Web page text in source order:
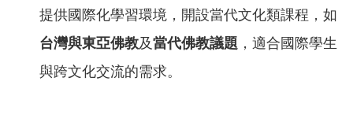
提供國際化學習環境，開設當代文化類課程，如
台灣與東亞佛教及當代佛教議題 ，適合國際學生
與跨文化交流的需求。